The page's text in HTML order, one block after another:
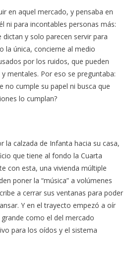
en aquel mercado, y pensaba en
ni para incontables personas más:
dictan y solo parecen servir para
la única, concierne al medio
por los ruidos, que pueden
mentales. Por eso se preguntaba:
no cumple su papel ni busca que
lo cumplan?
la calzada de Infanta hacia su casa,
que tiene al fondo la Cuarta
con esta, una vivienda múltiple
poner la “música” a volúmenes
a cerrar sus ventanas para poder
Y en el trayecto empezó a oír
como el del mercado
para los oídos y el sistema